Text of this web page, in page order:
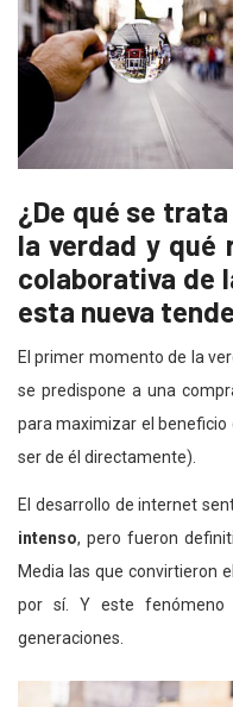
¿De qué se
la verdad y qué
colaborativa de
esta nueva
El primer momento de la
se predispone a una
para maximizar el beneficio
ser de él directamente).
El desarrollo de internet
intenso, pero fueron
Media las que convirtieron
por sí. Y este fenómeno
generaciones.